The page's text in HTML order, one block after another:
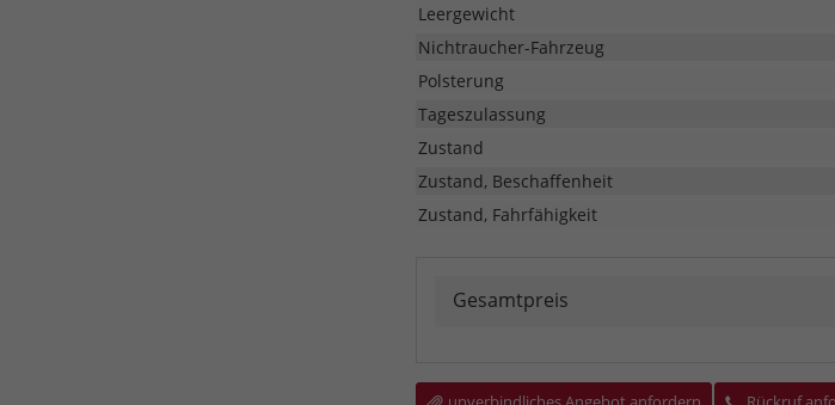
Leergewicht
Nichtraucher-Fahrzeug
Polsterung
Tageszulassung
Zustand
Zustand, Beschaffenheit
Zustand, Fahrfähigkeit
Gesamtpreis